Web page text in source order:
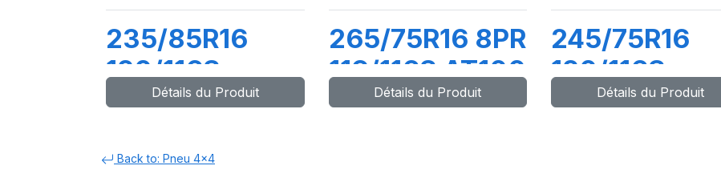
235/85R16
120/116S
ADVENTURO
Détails du Produit
265/75R16 8PR
119/116S AT100
Détails du Produit
245/75R16
120/116S
ADVENTURO
Détails du Produit
Back to: Pneu 4x4